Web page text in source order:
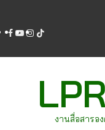
content
facebook
youtube
instagram
tiktok
งานสื่อสารอ